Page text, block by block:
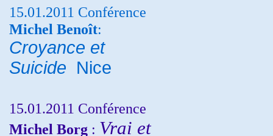
15.01.2011 Conférence
Michel Benoît:
Croyance et
Suicide Nice
15.01.2011 Conférence
Michel Borg : Vrai et